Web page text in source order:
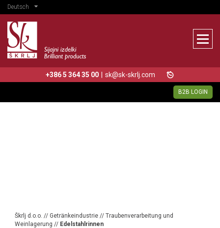
Deutsch
+386 5 364 35 00 | sk@sk-skrlj.com
B2B LOGIN
Škrlj d.o.o. // Getränkeindustrie // Traubenverarbeitung und
Weinlagerung // Edelstahlrinnen